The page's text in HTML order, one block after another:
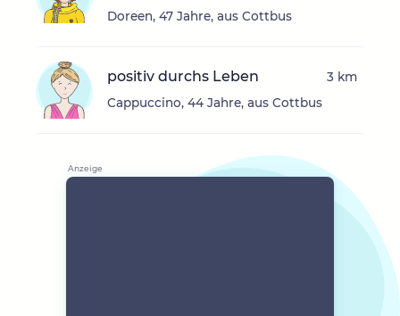
Doreen, 47 Jahre, aus Cottbus
positiv durchs Leben
Cappuccino, 44 Jahre, aus Cottbus
3 km